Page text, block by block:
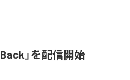
」を配信開始